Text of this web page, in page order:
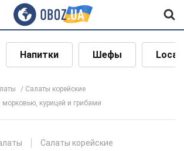
Напитки Шефы Local
Салаты корейские
морковью, курицей и грибами
Салаты корейские